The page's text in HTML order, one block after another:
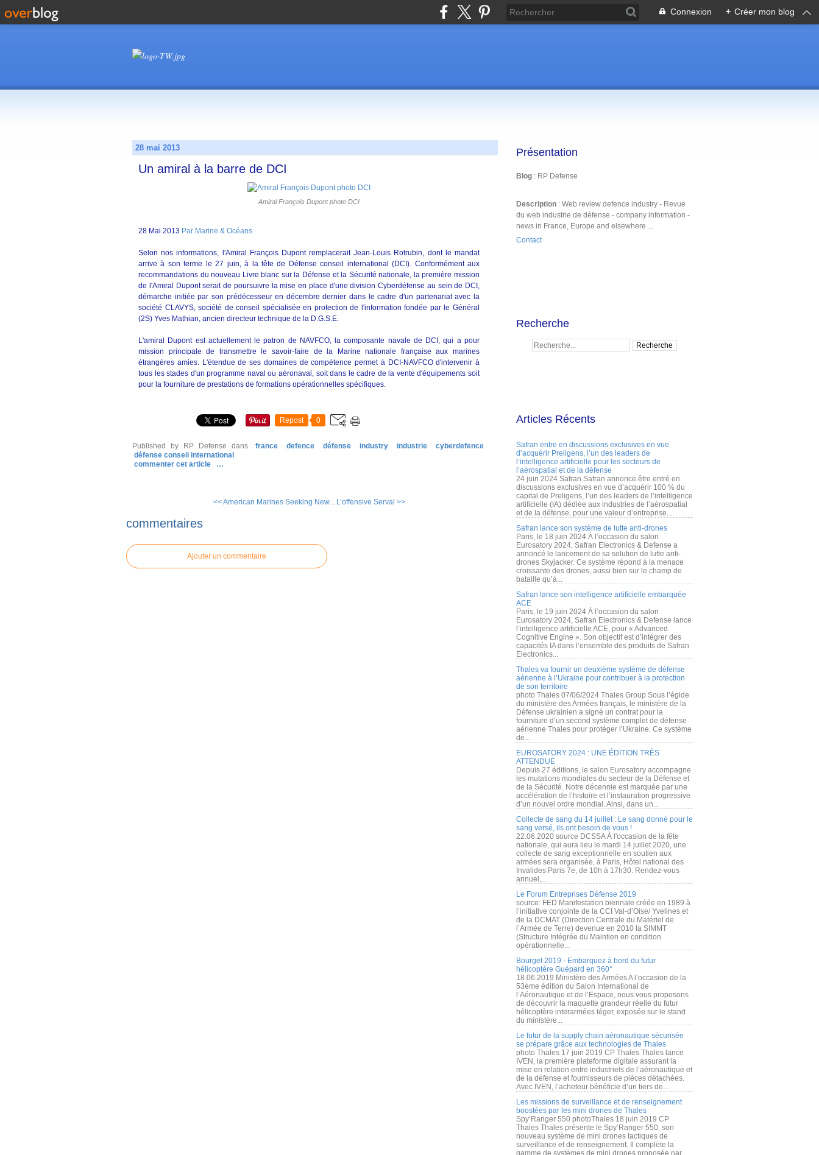
Connexion + Créer mon blog
28 mai 2013
Un amiral à la barre de DCI
Amiral François Dupont photo DCI
28 Mai 2013 Par Marine & Océans
Selon nos informations, l'Amiral François Dupont remplacerait Jean-Louis Rotrubin, dont le mandat
arrive à son terme le 27 juin, à la tête de Défense conseil international (DCI). Conformément aux
recommandations du nouveau Livre blanc sur la Défense et la Sécurité nationale, la première mission
de l'Amiral Dupont serait de poursuivre la mise en place d'une division Cyberdéfense au sein de DCI,
démarche initiée par son prédécesseur en décembre dernier dans le cadre d'un partenariat avec la
société CLAVYS, société de conseil spécialisée en protection de l'information fondée par le Général
(2S) Yves Mathian, ancien directeur technique de la D.G.S.E.
L'amiral Dupont est actuellement le patron de NAVFCO, la composante navale de DCI, qui a pour
mission principale de transmettre le savoir-faire de la Marine nationale française aux marines
étrangères amies. L'étendue de ses domaines de compétence permet à DCI-NAVFCO d'intervenir à
tous les stades d'un programme naval ou aéronaval, soit dans le cadre de la vente d'équipements soit
pour la fourniture de prestations de formations opérationnelles spécifiques.
Repost 0
Published by RP Defense dans france defence défense industry industrie
cyberdefence
défense conseil international
commenter cet article
…
<< American Marines Seeking New... L’offensive Serval >>
commentaires
Ajouter un commentaire
Présentation
Blog : RP Defense
Description : Web review defence industry - Revue
du web industrie de défense - company information -
news in France, Europe and elsewhere ...
Contact
Recherche
Articles Récents
Safran entre en discussions exclusives en vue
d’acquérir Preligens, l’un des leaders de
l’intelligence artificielle pour les secteurs de
l’aérospatial et de la défense
24 juin 2024 Safran Safran annonce être entré en
discussions exclusives en vue d’acquérir 100 % du
capital de Preligens, l’un des leaders de l’intelligence
artificielle (IA) dédiée aux industries de l’aérospatial
et de la défense, pour une valeur d’entreprise...
Safran lance son système de lutte anti-drones
Paris, le 18 juin 2024 À l’occasion du salon
Eurosatory 2024, Safran Electronics & Defense a
annoncé le lancement de sa solution de lutte anti-
drones Skyjacker. Ce système répond à la menace
croissante des drones, aussi bien sur le champ de
bataille qu’à...
Safran lance son intelligence artificielle embarquée
ACE
Paris, le 19 juin 2024 À l’occasion du salon
Eurosatory 2024, Safran Electronics & Defense lance
l’intelligence artificielle ACE, pour « Advanced
Cognitive Engine ». Son objectif est d’intégrer des
capacités IA dans l’ensemble des produits de Safran
Electronics...
Thales va fournir un deuxième système de défense
aérienne à l’Ukraine pour contribuer à la protection
de son territoire
photo Thales 07/06/2024 Thales Group Sous l’égide
du ministère des Armées français, le ministère de la
Défense ukrainien a signé un contrat pour la
fourniture d’un second système complet de défense
aérienne Thales pour protéger l’Ukraine. Ce système
de...
EUROSATORY 2024 : UNE ÉDITION TRÈS
ATTENDUE
Depuis 27 éditions, le salon Eurosatory accompagne
les mutations mondiales du secteur de la Défense et
de la Sécurité. Notre décennie est marquée par une
accélération de l’histoire et l’instauration progressive
d’un nouvel ordre mondial. Ainsi, dans un...
Collecte de sang du 14 juillet : Le sang donné pour le
sang versé, ils ont besoin de vous !
22.06.2020 source DCSSA À l'occasion de la fête
nationale, qui aura lieu le mardi 14 juillet 2020, une
collecte de sang exceptionnelle en soutien aux
armées sera organisée, à Paris, Hôtel national des
Invalides Paris 7e, de 10h à 17h30. Rendez-vous
annuel,...
Le Forum Entreprises Défense 2019
source: FED Manifestation biennale créée en 1989 à
l’initiative conjointe de la CCI Val-d’Oise/ Yvelines et
de la DCMAT (Direction Centrale du Matériel de
l’Armée de Terre) devenue en 2010 la SIMMT
(Structure Intégrée du Maintien en condition
opérationnelle...
Bourget 2019 - Embarquez à bord du futur
hélicoptère Guépard en 360°
18.06.2019 Ministère des Armées A l’occasion de la
53ème édition du Salon International de
l’Aéronautique et de l’Espace, nous vous proposons
de découvrir la maquette grandeur réelle du futur
hélicoptère interarmées léger, exposée sur le stand
du ministère...
Le futur de la supply chain aéronautique sécurisée
se prépare grâce aux technologies de Thales
photo Thales 17 juin 2019 CP Thales Thales lance
IVEN, la première plateforme digitale assurant la
mise en relation entre industriels de l’aéronautique et
de la défense et fournisseurs de pièces détachées.
Avec IVEN, l’acheteur bénéficie d’un tiers de...
Les missions de surveillance et de renseignement
boostées par les mini drones de Thales
Spy’Ranger 550 photoThales 18 juin 2019 CP
Thales Thales présente le Spy’Ranger 550, son
nouveau système de mini drones tactiques de
surveillance et de renseignement. Il complète la
gamme de systèmes de mini drones proposée par